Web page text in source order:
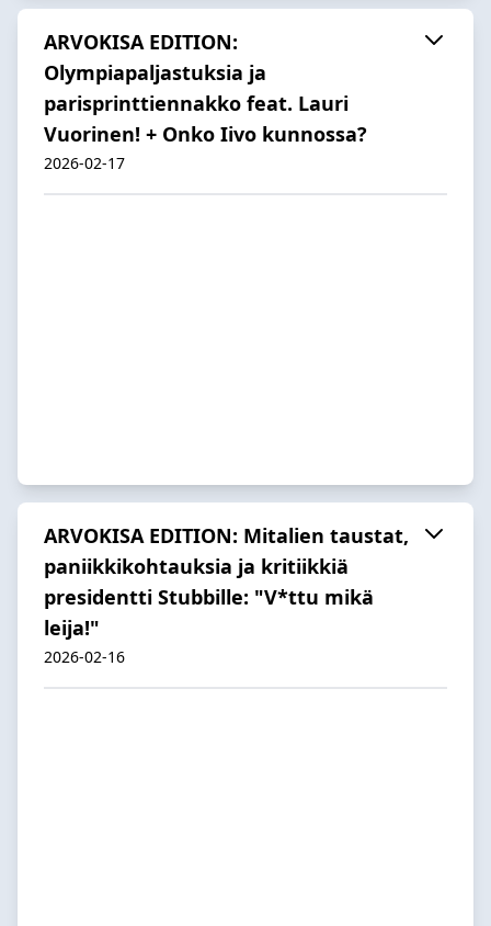
ARVOKISA EDITION:
Olympiapaljastuksia ja
parisprinttiennakko feat. Lauri
Vuorinen! + Onko Iivo kunnossa?
2026-02-17
ARVOKISA EDITION: Mitalien taustat,
paniikkikohtauksia ja kritiikkiä
presidentti Stubbille: "V*ttu mikä
leija!"
2026-02-16